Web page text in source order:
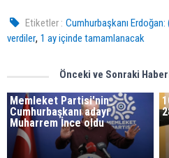
Etiketler : Cumhurbaşkanı
verdiler, 1 ay içinde tamamlanacak
Önceki ve Sonraki
Memleket Partisi'nin
Cumhurbaşkanı adayı
Muharrem İnce oldu